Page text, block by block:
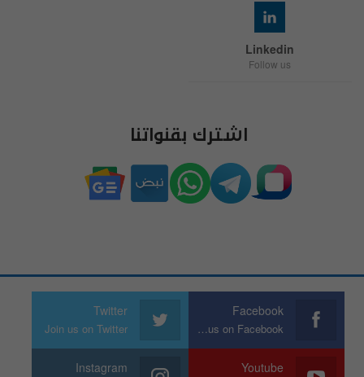
Linkedin
Follow us
اشترك بقنواتنا
Facebook
Join us on Facebook
Twitter
Join us on Twitter
Youtube
Instagram